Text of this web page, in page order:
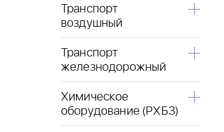
Транспорт
воздушный
Транспорт
железнодорожный
Химическое
оборудование (РХБЗ)